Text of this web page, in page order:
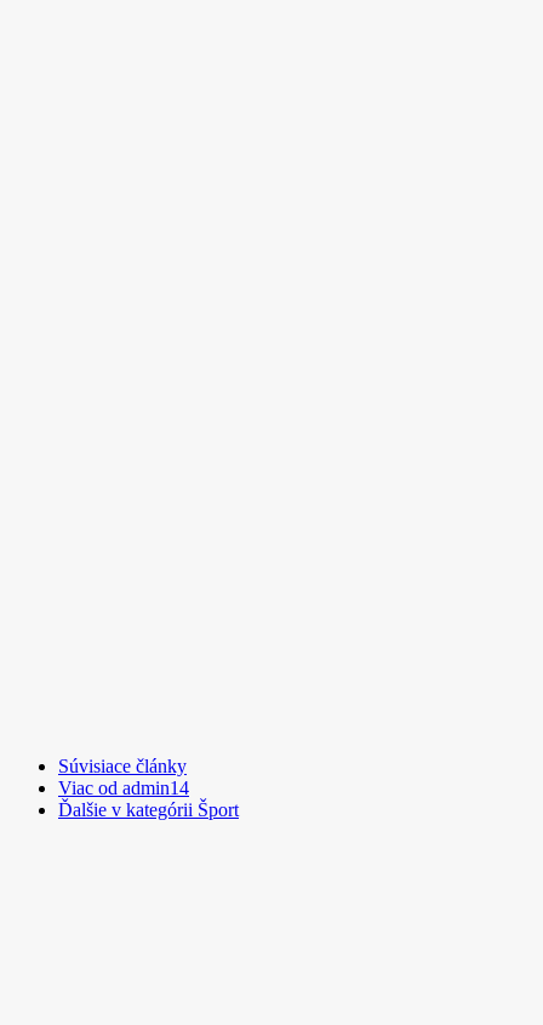
Súvisiace články
Viac od admin14
Ďalšie v kategórii Šport